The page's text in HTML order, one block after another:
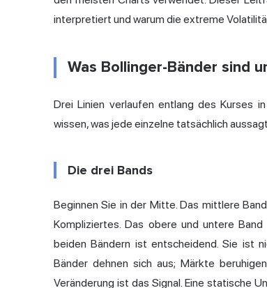
interpretiert und warum die extreme
Was Bollinger-Bänder sind
Drei Linien verlaufen entlang des Kurses
wissen, was jede einzelne tatsächlich
Die drei Bands
Beginnen Sie in der Mitte. Das mittlere
Kompliziertes. Das obere und untere
beiden Bändern ist entscheidend. Sie ist
Bänder dehnen sich aus; Märkte
Veränderung ist das Signal. Eine statische